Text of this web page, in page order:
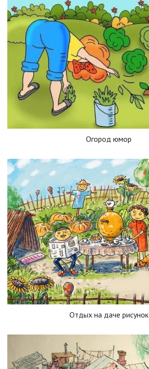
Огород юмор
Отдых на даче рисунок